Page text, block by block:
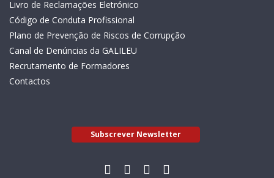
Livro de Reclamações Eletrónico
Código de Conduta Profissional
Plano de Prevenção de Riscos de Corrupção
Canal de Denúncias da GALILEU
Recrutamento de Formadores
Contactos
Subscrever Newsletter